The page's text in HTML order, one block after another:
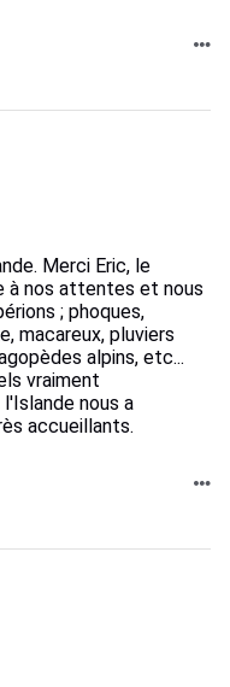
Merci Eric, le
à nos attentes et nous
; phoques,
macareux, pluviers
alpins, etc...
vraiment
nous a
accueillants.